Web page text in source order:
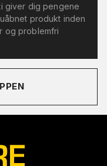
giver dig pengene
produkt inden
og problemfri